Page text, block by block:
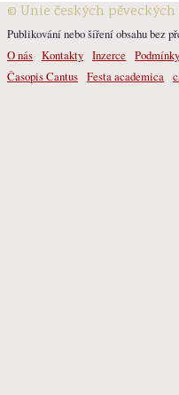
© Unie českých pěveckých
Publikování nebo šíření obsahu bez
O nás Kontakty Inzerce
Časopis Cantus Festa academica